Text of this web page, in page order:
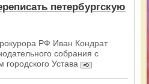
петербургскую
РФ Иван Кондрат
собрания с
городского Устава